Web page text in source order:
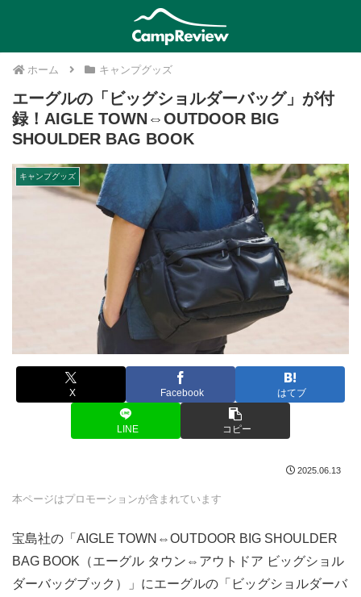
ホーム キャンプグッズ
エーグルの「ビッグショルダーバッグ」が付
録！AIGLE TOWN⇔OUTDOOR BIG
SHOULDER BAG BOOK
キャンプグッズ
X Facebook はてブ
LINE コピー
2025.06.13
本ページはプロモーションが含まれています
宝島社の「AIGLE TOWN⇔OUTDOOR BIG SHOULDER
BAG BOOK（エーグル タウン⇔アウトドア ビッグショル
ダーバッグブック）」にエーグルの「ビッグショルダーバ